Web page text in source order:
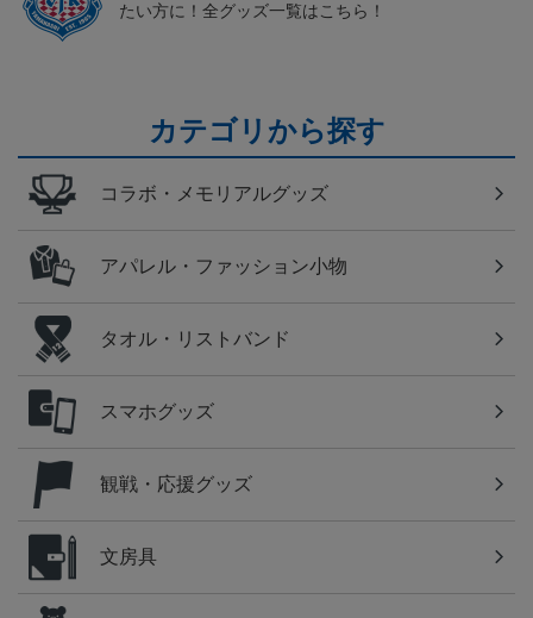
たい方に！全グッズ一覧はこちら！
カテゴリから探す
コラボ・メモリアルグッズ
アパレル・ファッション小物
タオル・リストバンド
スマホグッズ
観戦・応援グッズ
文房具